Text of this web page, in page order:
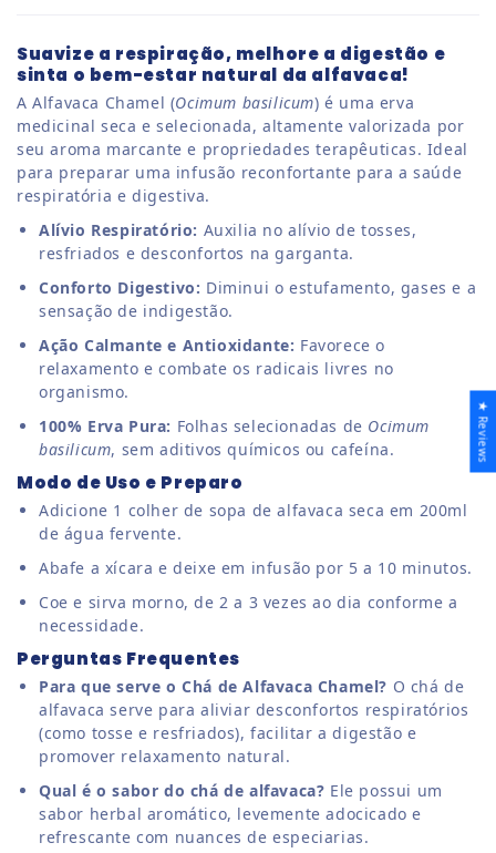
Suavize a respiração, melhore a digestão e
sinta o bem-estar natural da alfavaca!
A Alfavaca Chamel (Ocimum basilicum) é uma erva
medicinal seca e selecionada, altamente valorizada por
seu aroma marcante e propriedades terapêuticas. Ideal
para preparar uma infusão reconfortante para a saúde
respiratória e digestiva.
Alívio Respiratório: Auxilia no alívio de tosses,
resfriados e desconfortos na garganta.
Conforto Digestivo: Diminui o estufamento, gases e a
sensação de indigestão.
Ação Calmante e Antioxidante: Favorece o
relaxamento e combate os radicais livres no
organismo.
100% Erva Pura: Folhas selecionadas de Ocimum
basilicum, sem aditivos químicos ou cafeína.
Modo de Uso e Preparo
Adicione 1 colher de sopa de alfavaca seca em 200ml
de água fervente.
Abafe a xícara e deixe em infusão por 5 a 10 minutos.
Coe e sirva morno, de 2 a 3 vezes ao dia conforme a
necessidade.
Perguntas Frequentes
Para que serve o Chá de Alfavaca Chamel? O chá de
alfavaca serve para aliviar desconfortos respiratórios
(como tosse e resfriados), facilitar a digestão e
promover relaxamento natural.
Qual é o sabor do chá de alfavaca? Ele possui um
sabor herbal aromático, levemente adocicado e
refrescante com nuances de especiarias.
★ Reviews